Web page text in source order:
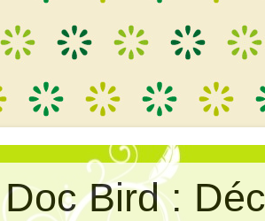
Doc Bird :